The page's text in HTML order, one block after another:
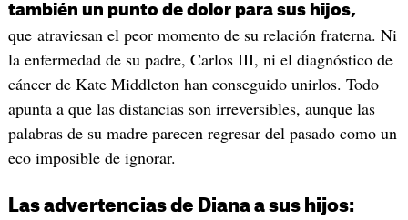
también un punto de dolor para sus hijos,
que atraviesan el peor momento de su relación fraterna. Ni
la enfermedad de su padre, Carlos III, ni el diagnóstico de
cáncer de Kate Middleton han conseguido unirlos. Todo
apunta a que las distancias son irreversibles, aunque las
palabras de su madre parecen regresar del pasado como un
eco imposible de ignorar.
Las advertencias de Diana a sus hijos: